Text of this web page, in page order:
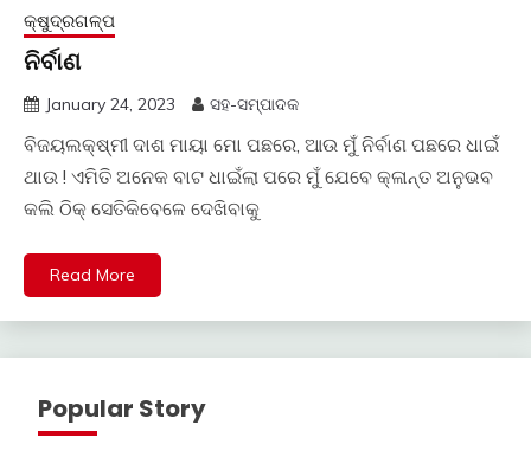
କ୍ଷୁଦ୍ରଗଳ୍ପ
ନିର୍ବାଣ
January 24, 2023 ସହ-ସମ୍ପାଦକ
ବିଜୟଲକ୍ଷ୍ମୀ ଦାଶ ମାୟା ମୋ ପଛରେ, ଆଉ ମୁଁ ନିର୍ବାଣ ପଛରେ ଧାଇଁ
ଥାଉ ! ଏମିତି ଅନେକ ବାଟ ଧାଇଁଲା ପରେ ମୁଁ ଯେବେ କ୍ଳାନ୍ତ ଅନୁଭବ
କଲି ଠିକ୍ ସେତିକିବେଳେ ଦେଖିବାକୁ
Read More
Popular Story